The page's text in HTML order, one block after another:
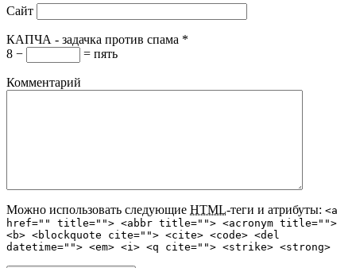
Сайт
КАПЧА - задачка против спама *
8 −
= пять
Комментарий
Можно использовать следующие HTML-теги и атрибуты: <a
href="" title=""> <abbr title=""> <acronym title="">
<b> <blockquote cite=""> <cite> <code> <del
datetime=""> <em> <i> <q cite=""> <strike> <strong>